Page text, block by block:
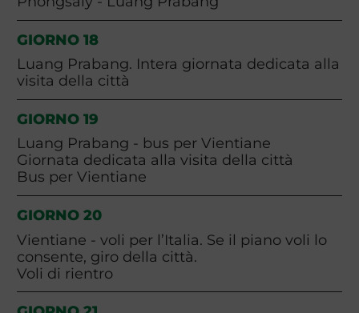
GIORNO 18
Luang Prabang. Intera giornata dedicata alla
visita della città
GIORNO 19
Luang Prabang - bus per Vientiane
Giornata dedicata alla visita della città
Bus per Vientiane
GIORNO 20
Vientiane - voli per l’Italia. Se il piano voli lo
consente, giro della città.
Voli di rientro